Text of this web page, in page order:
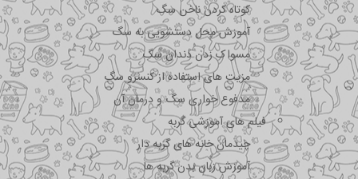
کوتاه کردن ناخن سگ
آموزش محل دستشویی به سگ
مسواک زدن دندان سگ
مزیت های استفاده از کنسرو سگ
مدفوع خواری سگ و درمان آن
فیلم های آموزشی گربه
چیدمان خانه های گربه دار
آموزش زبان بدن گربه ها